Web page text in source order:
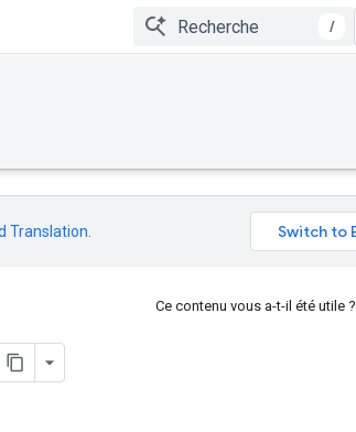
/
Translation
Ce contenu vous a-t-il été utile ?